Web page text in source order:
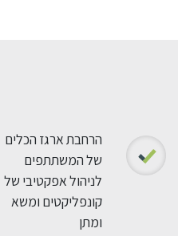
הרחבת ארגז הכלים
של המשתתפים
לניהול אפקטיבי של
קונפליקטים ומשא
ומתן